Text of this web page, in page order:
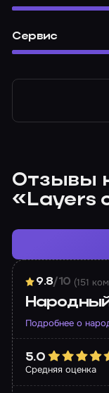
Сервис
Отзывы
«Layers
9.8/10 (151
Подробнее о
Средняя оценка
5.0